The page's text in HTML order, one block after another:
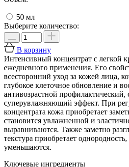
50 мл
Выберите количество:
В корзину
Интенсивный концентрат с легкой
ежедневного применения. Его
всесторонний уход за кожей лица,
глубокое клеточное обновление и
антивозрастной
суперувлажняющий эффект. При
концентрата кожа приобретает
становится увлажненной и
выравниваются. Также заметно
текстура приобретает
уменьшаются.
Ключевые ингредиенты